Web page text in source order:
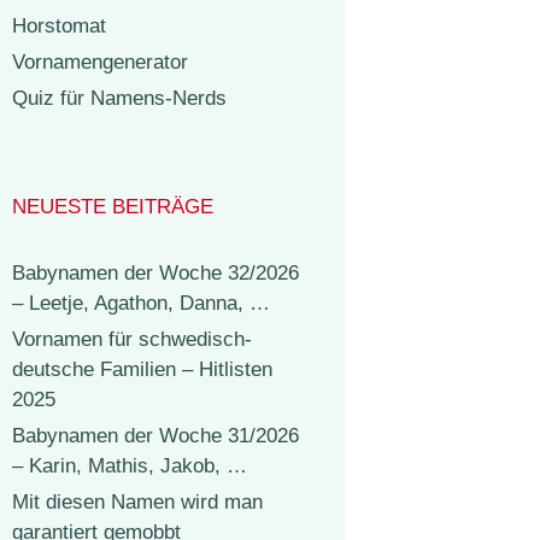
Horstomat
Vornamengenerator
Quiz für Namens-Nerds
NEUESTE BEITRÄGE
Babynamen der Woche 32/2026
– Leetje, Agathon, Danna, …
Vornamen für schwedisch-
deutsche Familien – Hitlisten
2025
Babynamen der Woche 31/2026
– Karin, Mathis, Jakob, …
Mit diesen Namen wird man
garantiert gemobbt